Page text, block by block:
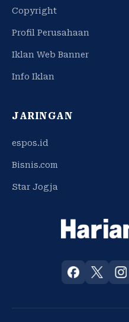
Copyright
Profil Perusahaan
Iklan Web Banner
Info Iklan
JARINGAN
espos.id
Bisnis.com
Star Jogja